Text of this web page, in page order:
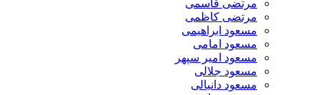
مرتضی قاسمی
مرتضی کاظمی
مسعود ابراهیمی
مسعود امامی
مسعود امیر سپهر
مسعود جلالی
مسعود دانیالی